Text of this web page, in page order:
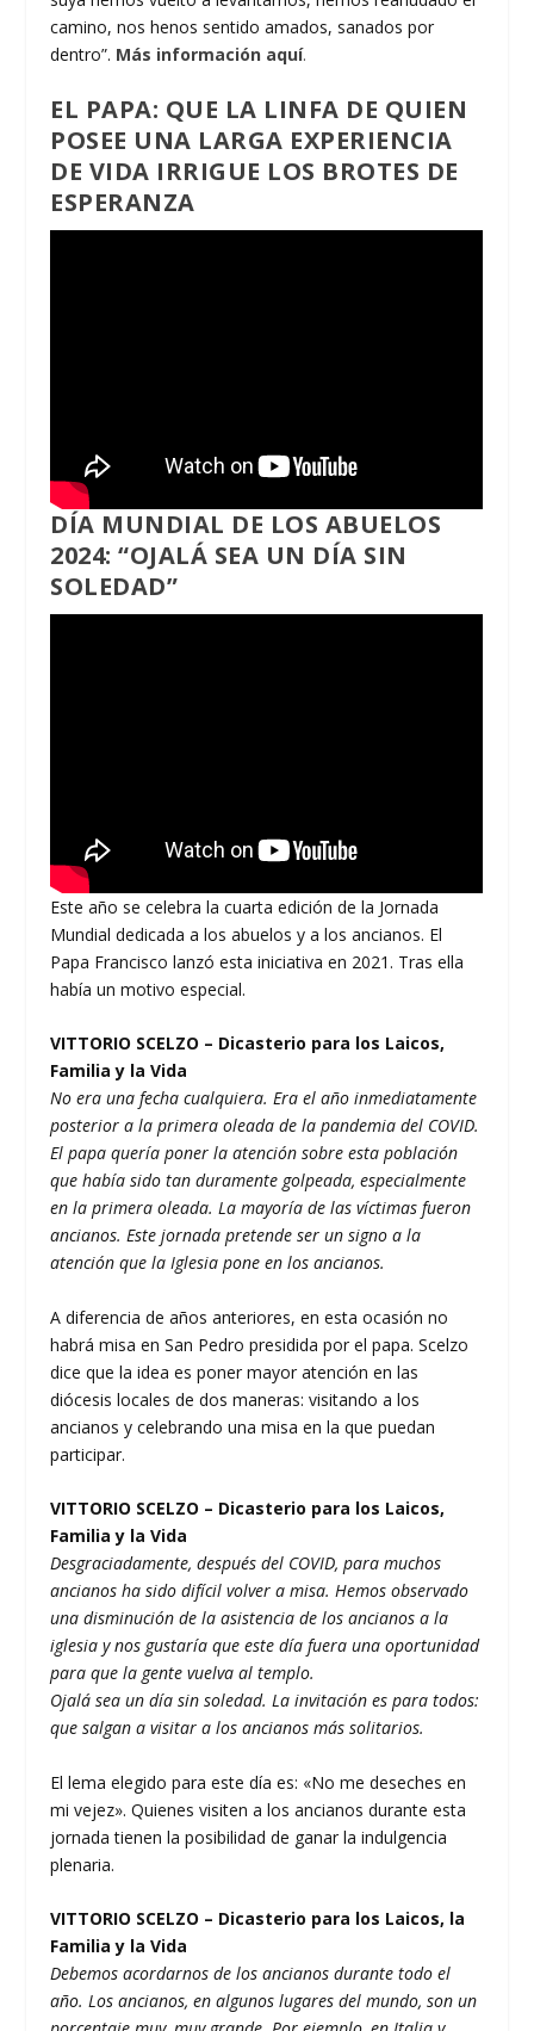
camino, nos henos sentido amados, sanados por
dentro”. Más información aquí.
EL PAPA: QUE LA LINFA DE QUIEN
POSEE UNA LARGA EXPERIENCIA
DE VIDA IRRIGUE LOS BROTES DE
ESPERANZA
DÍA MUNDIAL DE LOS ABUELOS
2024: “OJALÁ SEA UN DÍA SIN
SOLEDAD”
Este año se celebra la cuarta edición de la Jornada
Mundial dedicada a los abuelos y a los ancianos. El
Papa Francisco lanzó esta iniciativa en 2021. Tras ella
había un motivo especial.
VITTORIO SCELZO – Dicasterio para los Laicos,
Familia y la Vida
No era una fecha cualquiera. Era el año inmediatamente
posterior a la primera oleada de la pandemia del COVID.
El papa quería poner la atención sobre esta población
que había sido tan duramente golpeada, especialmente
en la primera oleada. La mayoría de las víctimas fueron
ancianos. Este jornada pretende ser un signo a la
atención que la Iglesia pone en los ancianos.
A diferencia de años anteriores, en esta ocasión no
habrá misa en San Pedro presidida por el papa. Scelzo
dice que la idea es poner mayor atención en las
diócesis locales de dos maneras: visitando a los
ancianos y celebrando una misa en la que puedan
participar.
VITTORIO SCELZO – Dicasterio para los Laicos,
Familia y la Vida
Desgraciadamente, después del COVID, para muchos
ancianos ha sido difícil volver a misa. Hemos observado
una disminución de la asistencia de los ancianos a la
iglesia y nos gustaría que este día fuera una oportunidad
para que la gente vuelva al templo.
Ojalá sea un día sin soledad. La invitación es para todos:
que salgan a visitar a los ancianos más solitarios.
El lema elegido para este día es: «No me deseches en
mi vejez». Quienes visiten a los ancianos durante esta
jornada tienen la posibilidad de ganar la indulgencia
plenaria.
VITTORIO SCELZO – Dicasterio para los Laicos, la
Familia y la Vida
Debemos acordarnos de los ancianos durante todo el
año. Los ancianos, en algunos lugares del mundo, son un